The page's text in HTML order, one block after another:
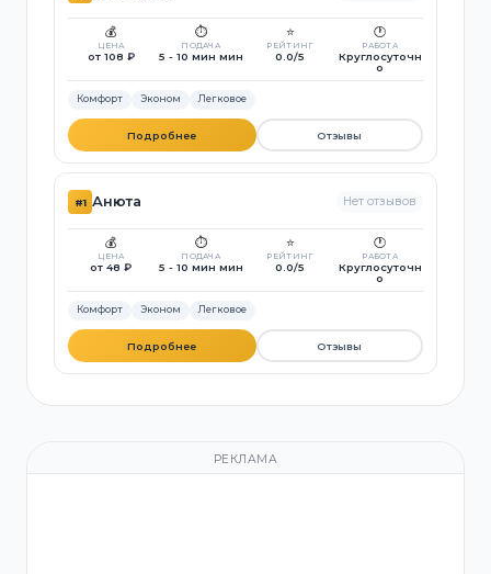
💰
ЦЕНА
от 108 ₽
⏱️
ПОДАЧА
5 - 10 мин мин
⭐
РЕЙТИНГ
0.0/5
🕐
РАБОТА
Круглосуточн
о
Комфорт Эконом Легковое
Подробнее Отзывы
#1 Анюта Нет отзывов
💰
ЦЕНА
от 48 ₽
⏱️
ПОДАЧА
5 - 10 мин мин
⭐
РЕЙТИНГ
0.0/5
🕐
РАБОТА
Круглосуточн
о
Комфорт Эконом Легковое
Подробнее Отзывы
РЕКЛАМА